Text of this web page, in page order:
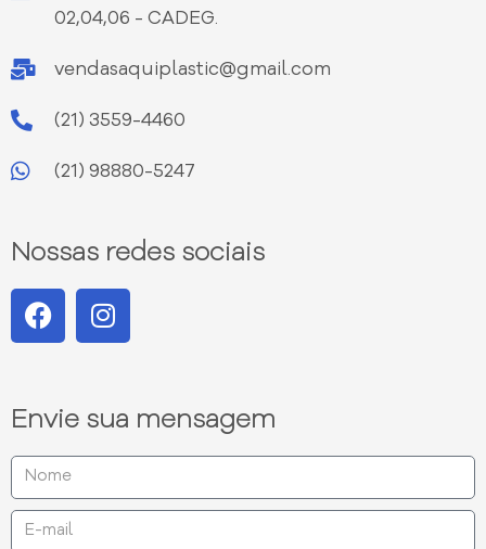
02,04,06 - CADEG.
vendasaquiplastic@gmail.com
(21) 3559-4460
(21) 98880-5247
Nossas redes sociais
Envie sua mensagem